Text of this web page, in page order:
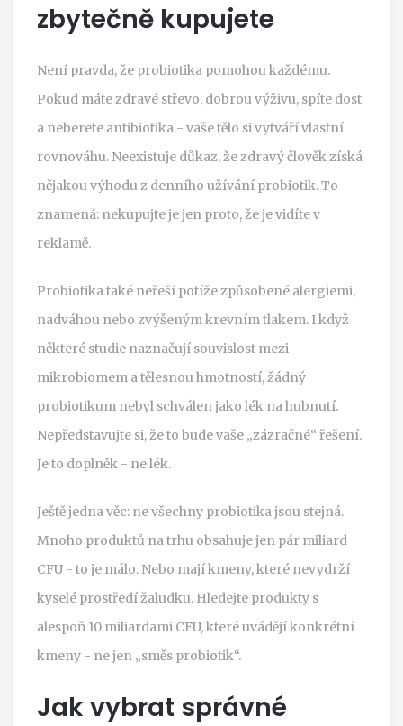
zbytečně kupujete
Není pravda, že probiotika pomohou každému.
Pokud máte zdravé střevo, dobrou výživu, spíte dost
a neberete antibiotika - vaše tělo si vytváří vlastní
rovnováhu. Neexistuje důkaz, že zdravý člověk získá
nějakou výhodu z denního užívání probiotik. To
znamená: nekupujte je jen proto, že je vidíte v
reklamě.
Probiotika také neřeší potíže způsobené alergiemi,
nadváhou nebo zvýšeným krevním tlakem. I když
některé studie naznačují souvislost mezi
mikrobiomem a tělesnou hmotností, žádný
probiotikum nebyl schválen jako lék na hubnutí.
Nepředstavujte si, že to bude vaše „zázračné“ řešení.
Je to doplněk - ne lék.
Ještě jedna věc: ne všechny probiotika jsou stejná.
Mnoho produktů na trhu obsahuje jen pár miliard
CFU - to je málo. Nebo mají kmeny, které nevydrží
kyselé prostředí žaludku. Hledejte produkty s
alespoň 10 miliardami CFU, které uvádějí konkrétní
kmeny - ne jen „směs probiotik“.
Jak vybrat správné